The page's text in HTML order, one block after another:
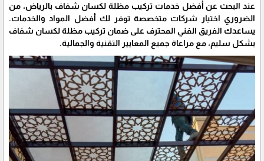
عند البحث عن أفضل خدمات تركيب مظلة لكسان شفاف بالرياض، من
الضروري اختيار شركات متخصصة توفر لك أفضل المواد والخدمات.
يساعدك الفريق الفني المحترف على ضمان تركيب مظلة لكسان شفاف
بشكل سليم، مع مراعاة جميع المعايير التقنية والجمالية.